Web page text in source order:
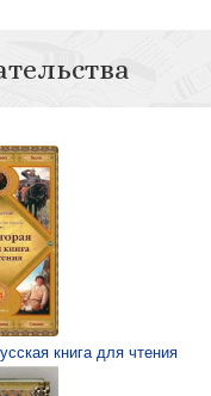
книга для чтения